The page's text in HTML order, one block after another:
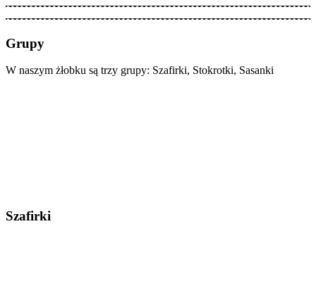
Grupy
W naszym żłobku są trzy grupy: Szafirki, Stokrotki, Sasanki
Szafirki